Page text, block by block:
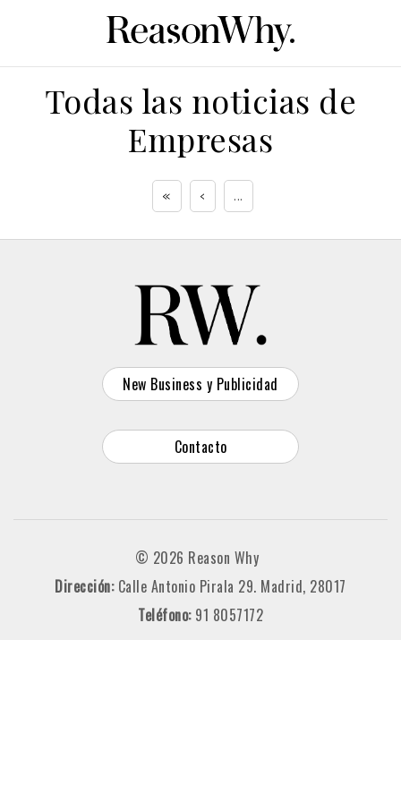
Todas las noticias de
Empresas
« ‹ ...
New Business y Publicidad
Contacto
© 2026 Reason Why
Dirección: Calle Antonio Pirala 29. Madrid, 28017
Teléfono: 91 8057172